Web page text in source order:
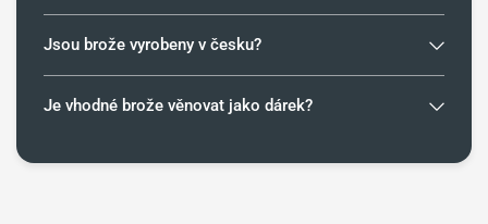
Jsou brože vyrobeny v česku?
Je vhodné brože věnovat jako dárek?